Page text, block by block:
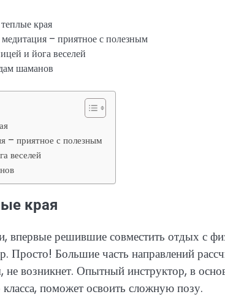
края
– приятное с полезным
и йога веселей
шаманов
– приятное с полезным
веселей
края
впервые решившие совместить отдых с
Просто! Большие часть направлений
не возникнет. Опытный инструктор, в
поможет освоить сложную позу.